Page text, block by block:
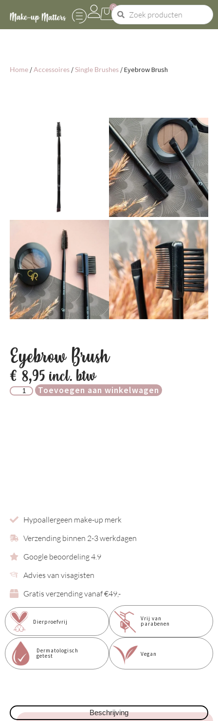
0
Home /Accessoires /Single Brushes / Eyebrow Brush
Eyebrow Brush
€8,95 incl. btw
Toevoegen aan winkelwagen
Hypoallergeen make-up merk
Verzending binnen 2-3 werkdagen
Google beoordeling 4.9
Advies van visagisten
Gratis verzending vanaf €49,-
Dierproefvrij Vrij van
parabenen
Dermatologisch
getest Vegan
Beschrijving